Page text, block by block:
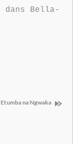
dans Bella-
na Ngwaka